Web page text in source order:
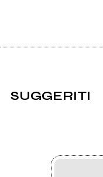
SUGGERITI